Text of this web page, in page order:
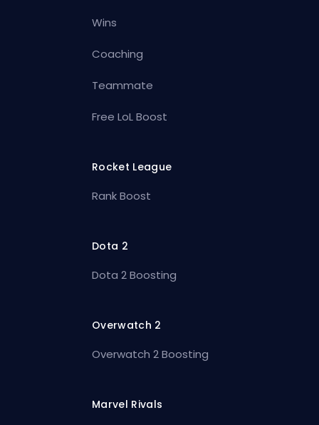
Wins
Coaching
Teammate
Free LoL Boost
Rocket League
Rank Boost
Dota 2
Dota 2 Boosting
Overwatch 2
Overwatch 2 Boosting
Marvel Rivals